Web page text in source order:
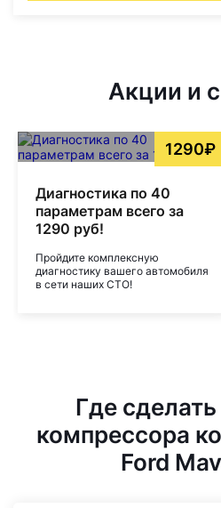
Акции и
1290₽
Диагностика по 40
параметрам всего за
1290 руб!
Пройдите комплексную
диагностику вашего автомобиля
в сети наших СТО!
Где
компрессора
Ford